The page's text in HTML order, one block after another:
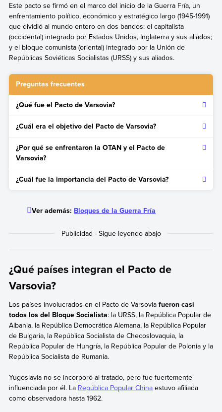
Este pacto se firmó en el marco del inicio de la Guerra Fría, un
enfrentamiento político, económico y estratégico largo (1945-1991)
que dividió al mundo entero en dos bandos: el capitalista
(occidental) integrado por Estados Unidos, Inglaterra y sus aliados;
y el bloque comunista (oriental) integrado por la Unión de
Repúblicas Soviéticas Socialistas (URSS) y sus aliados.
Preguntas frecuentes
¿Qué fue el Pacto de Varsovia?
firmaron los países del Bloque comunista durante la Guerra
¿Cuál era el objetivo del Pacto de Varsovia?
de la Organización del Atlántico Norte (OTAN) que habían
creado las principales potencias del Bloque capitalista
¿Por qué se enfrentaron la OTAN y el Pacto de
Varsovia?
partir del antagonismo entre el Bloque occidental-capitalista y
bloques defendían sistemas económicos y sociales opuestos
y competían por aumentar su poder e influencia en el
¿Cuál fue la importancia del Pacto de Varsovia?
internacionales durante la Guerra Fría dentro del Bloque
comunista. La Unión Soviética impuso su influencia en la
utilizadas para reprimir los movimientos revolucionarios de
Ver además: Bloques de la Guerra Fría
¿Qué países integran el Pacto de
Varsovia?
Los países involucrados en el Pacto de Varsovia fueron casi
todos los del Bloque Socialista: la URSS, la República Popular de
Albania, la República Democrática Alemana, la República Popular
de Bulgaria, la República Socialista de Checoslovaquia, la
República Popular de Hungría, la República Popular de Polonia y la
República Socialista de Rumania.
Yugoslavia no se incorporó al tratado, pero fue fuertemente
influenciada por él. La República Popular Chinaestuvo afiliada
como observadora hasta 1962.